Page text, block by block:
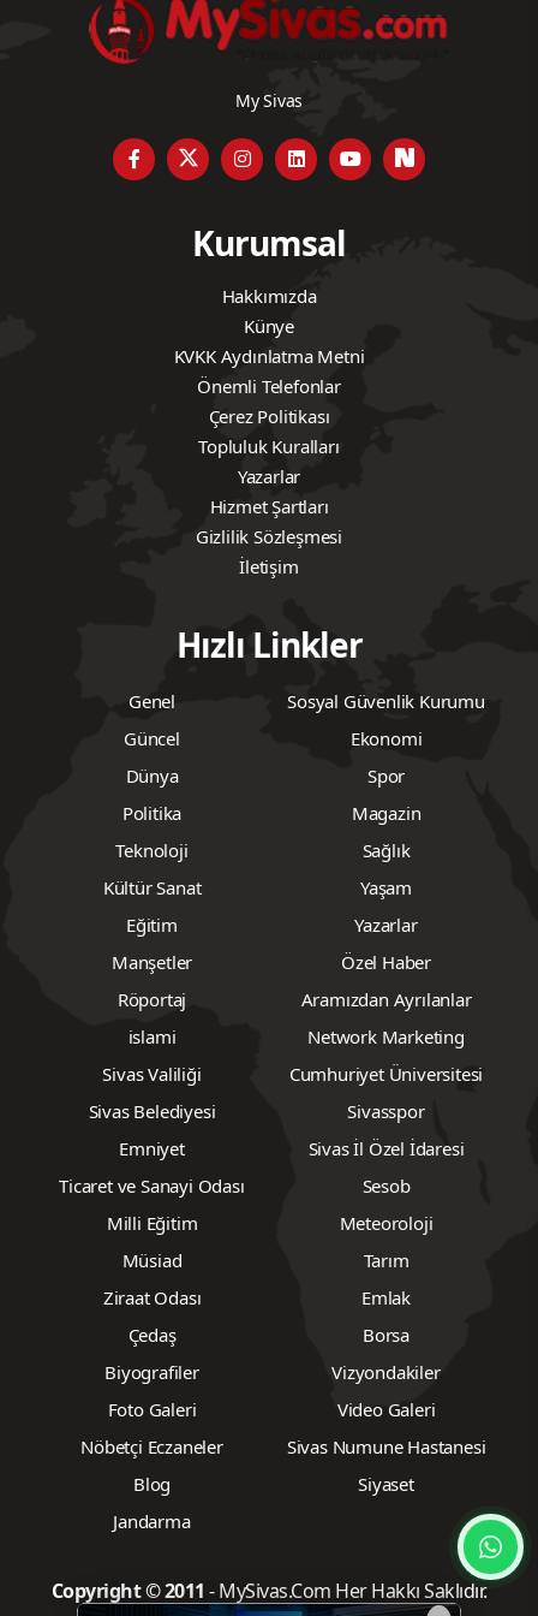
My Sivas
Kurumsal
Hakkımızda
Künye
KVKK Aydınlatma Metni
Önemli Telefonlar
Çerez Politikası
Topluluk Kuralları
Yazarlar
Hizmet Şartları
Gizlilik Sözleşmesi
İletişim
Hızlı Linkler
Genel
Sosyal Güvenlik Kurumu
Güncel
Ekonomi
Dünya
Spor
Politika
Magazin
Teknoloji
Sağlık
Kültür Sanat
Yaşam
Eğitim
Yazarlar
Manşetler
Özel Haber
Röportaj
Aramızdan Ayrılanlar
islami
Network Marketing
Sivas Valiliği
Cumhuriyet Üniversitesi
Sivas Belediyesi
Sivasspor
Emniyet
Sivas İl Özel İdaresi
Ticaret ve Sanayi Odası
Sesob
Milli Eğitim
Meteoroloji
Müsiad
Tarım
Ziraat Odası
Emlak
Çedaş
Borsa
Biyografiler
Vizyondakiler
Foto Galeri
Video Galeri
Nöbetçi Eczaneler
Sivas Numune Hastanesi
Blog
Siyaset
Jandarma
Copyright © 2011 - MySivas.Com Her Hakkı Saklıdır.